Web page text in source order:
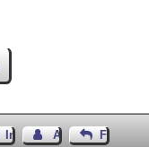
ImpressumAutor kontaktieren
Feedback